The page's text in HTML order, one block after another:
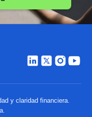
y claridad financiera.